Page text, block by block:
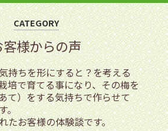
CATEGORY
客様からの声
持ちを形にすると？を考える
培で育てる事になり、その梅を
て）をする気持ちで作らせて
。
たお客様の体験談です。